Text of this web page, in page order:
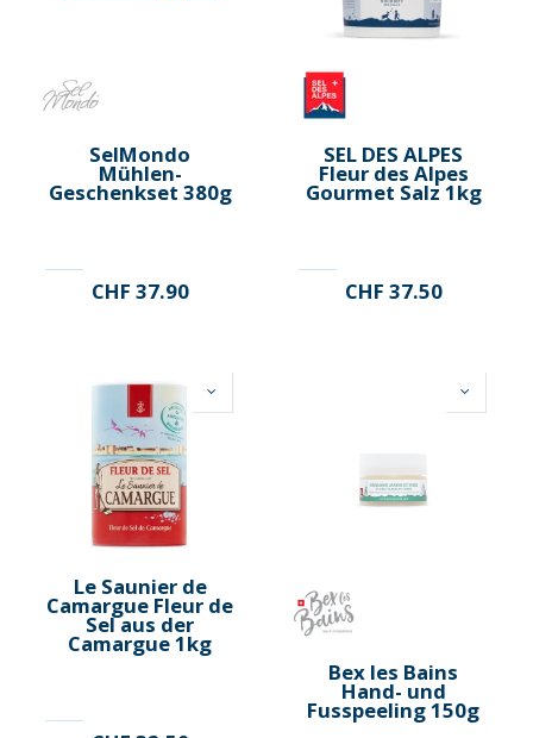
SelMondo
Mühlen-
Geschenkset 380g
CHF 37.90
SEL DES ALPES
Fleur des Alpes
Gourmet Salz 1kg
CHF 37.50
Le Saunier de
Camargue Fleur de
Sel aus der
Camargue 1kg
Bex les Bains
Hand- und
Fusspeeling 150g